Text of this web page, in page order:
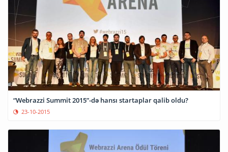
“Webrazzi Summit 2015”-də hansı startaplar qalib oldu?
23-10-2015